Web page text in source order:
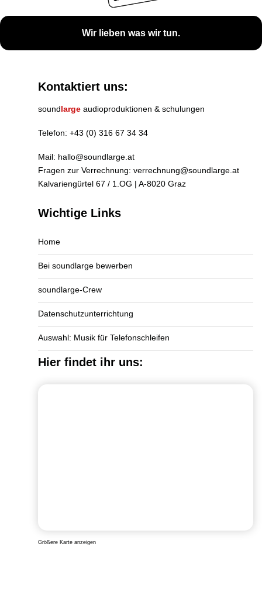
Wir lieben was wir tun.
Kontaktiert uns:
soundlarge audioproduktionen & schulungen
Telefon: +43 (0) 316 67 34 34
Mail: hallo@soundlarge.at
Fragen zur Verrechnung: verrechnung@soundlarge.at
Kalvariengürtel 67 / 1.OG | A-8020 Graz
Wichtige Links
Home
Bei soundlarge bewerben
soundlarge-Crew
Datenschutzunterrichtung
Auswahl: Musik für Telefonschleifen
Hier findet ihr uns:
Größere Karte anzeigen